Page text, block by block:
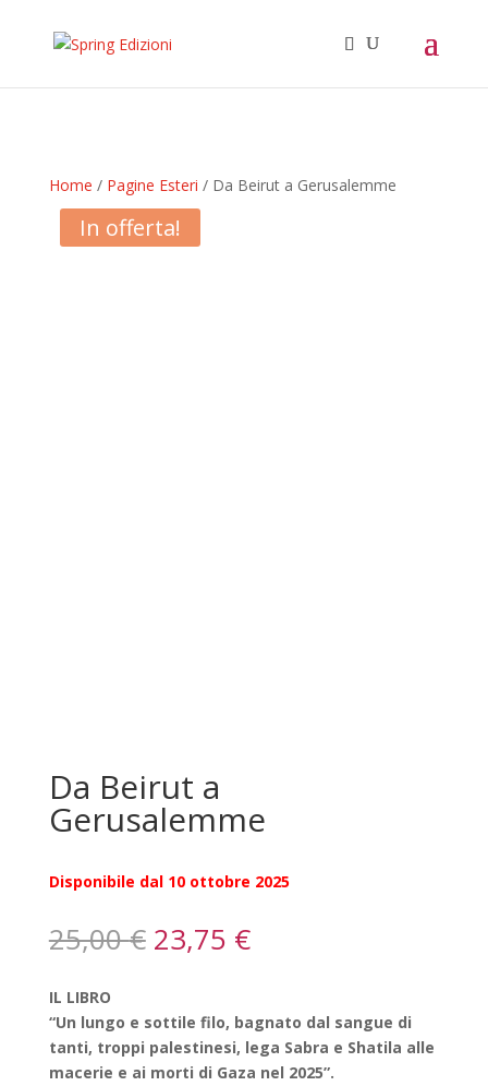
Home / Pagine Esteri / Da Beirut a Gerusalemme
In offerta!
Da Beirut a
Gerusalemme
Disponibile dal 10 ottobre 2025
25,00€ Il
prezzo
era:
25,00 €.
23,75 €Il
prezzo
è:
23,75 €.
IL LIBRO
“Un lungo e sottile filo, bagnato dal sangue di
tanti, troppi palestinesi, lega Sabra e Shatila alle
macerie e ai morti di Gaza nel 2025”.